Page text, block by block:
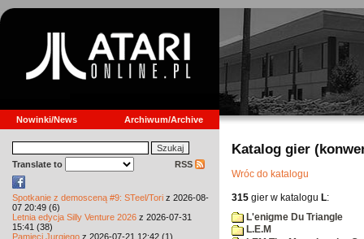
Nowinki/News Archiwum/Archive
Translate to RSS
Spotkanie z demosceną #9: STeel/Tori z 2026-08-
07 20:49 (6)
Letnia edycja Silly Venture 2026 z 2026-07-31
15:41 (38)
Pamięci Jurgiego z 2026-07-21 12:42 (1)
Katalog gier
Wróc do katalogu
315 gier w katalogu L:
L'enigme Du Triangle
L.E.M